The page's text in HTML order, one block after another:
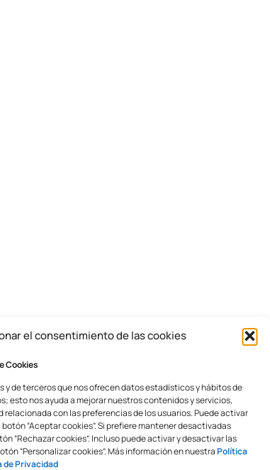
el consentimiento de las cookies
Cookies
y de terceros que nos ofrecen datos estadísticos y hábitos de
esto nos ayuda a mejorar nuestros contenidos y servicios,
con las preferencias de los usuarios. Puede activar
“Aceptar cookies”. Si prefiere mantener desactivadas
“Rechazar cookies”. Incluso puede activar y desactivar las
“Personalizar cookies”. Más información en nuestraPolítica
de Privacidad